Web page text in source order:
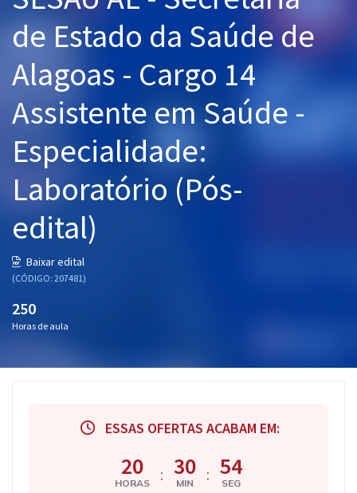
Graduação
Mentorias
Questões grátis
Conteúdo gratuito
Blog
Aprovados
Atendimento
de Estado da Saúde de
Alagoas - Cargo 14
Assistente em Saúde -
Especialidade:
Laboratório (Pós-
edital)
Baixar edital
(CÓDIGO: 207481)
250
Horas de aula
ESSAS OFERTAS ACABAM EM:
20
HORAS : 30
MIN : 53
SEG